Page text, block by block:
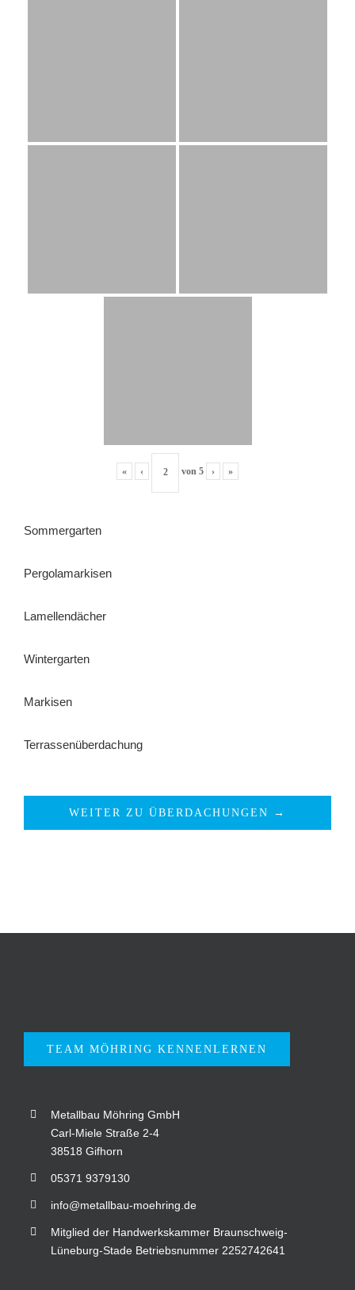
« ‹ von 5 › »
Sommergarten
Pergolamarkisen
Lamellendächer
Wintergarten
Markisen
Terrassenüberdachung
WEITER ZU ÜBERDACHUNGEN →
TEAM MÖHRING KENNENLERNEN
Metallbau Möhring GmbH
Carl-Miele Straße 2-4
38518 Gifhorn
05371 9379130
info@metallbau-moehring.de
Mitglied der Handwerkskammer Braunschweig-
Lüneburg-Stade Betriebsnummer 2252742641